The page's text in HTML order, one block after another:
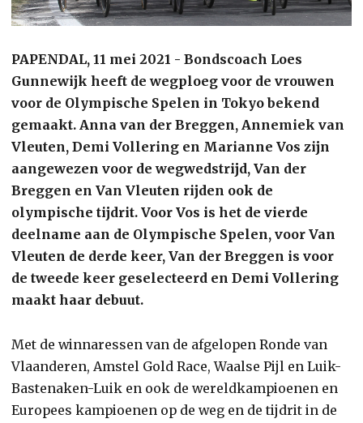
PAPENDAL, 11 mei 2021 - Bondscoach Loes
Gunnewijk heeft de wegploeg voor de vrouwen
voor de Olympische Spelen in Tokyo bekend
gemaakt. Anna van der Breggen, Annemiek van
Vleuten, Demi Vollering en Marianne Vos zijn
aangewezen voor de wegwedstrijd, Van der
Breggen en Van Vleuten rijden ook de
olympische tijdrit. Voor Vos is het de vierde
deelname aan de Olympische Spelen, voor Van
Vleuten de derde keer, Van der Breggen is voor
de tweede keer geselecteerd en Demi Vollering
maakt haar debuut.
Met de winnaressen van de afgelopen Ronde van
Vlaanderen, Amstel Gold Race, Waalse Pijl en Luik-
Bastenaken-Luik en ook de wereldkampioenen en
Europees kampioenen op de weg en de tijdrit in de